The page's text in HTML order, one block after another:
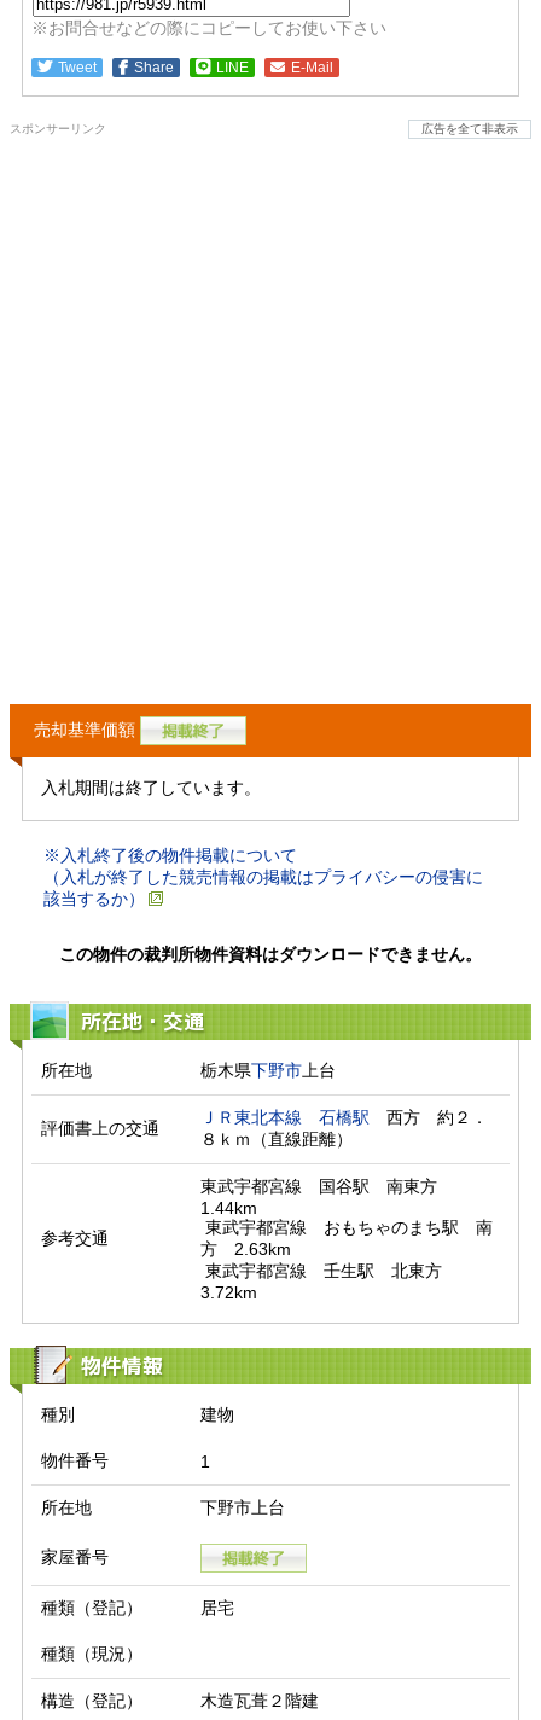
※お問合せなどの際にコピーしてお使い下さい
Tweet Share LINE E-Mail
スポンサーリンク 広告を全て非表示
売却基準価額
入札期間は終了しています。
※入札終了後の物件掲載について
（入札が終了した競売情報の掲載はプライバシーの侵害に
該当するか）
この物件の裁判所物件資料はダウンロードできません。
所在地・交通
所在地 栃木県下野市上台
評価書上の交通
ＪＲ東北本線 石橋駅 西方　約２．
８ｋｍ（直線距離）
参考交通
東武宇都宮線　国谷駅　南東方
1.44km
方　2.63km
3.72km
物件情報
種別 建物
物件番号 1
所在地 下野市上台
家屋番号
種類（登記） 居宅
種類（現況）
構造（登記） 木造瓦葺２階建